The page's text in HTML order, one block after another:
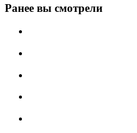
Ранее вы смотрели